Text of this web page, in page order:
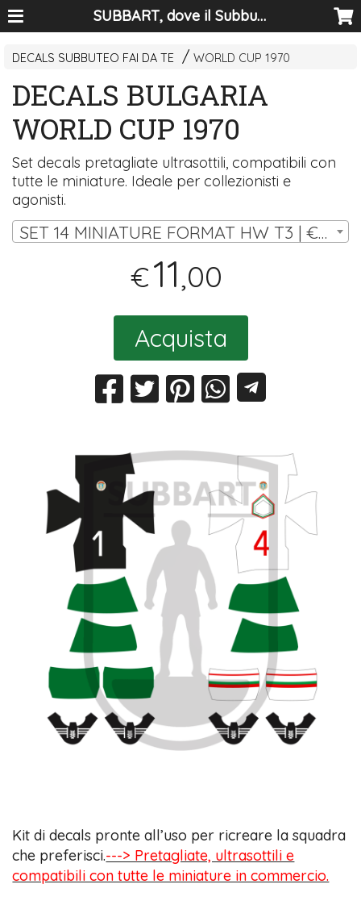
SUBBART, dove il Subbuteo diventa arte
DECALS SUBBUTEO FAI DA TE WORLD CUP 1970
DECALS BULGARIA
WORLD CUP 1970
Set decals pretagliate ultrasottili, compatibili con
tutte le miniature. Ideale per collezionisti e
agonisti.
SET 14 MINIATURE FORMAT HW T3 | € 11,00
€11,00
Acquista
Kit di decals pronte all’uso per ricreare la squadra
che preferisci.---> Pretagliate, ultrasottili e
compatibili con tutte le miniature in commercio.